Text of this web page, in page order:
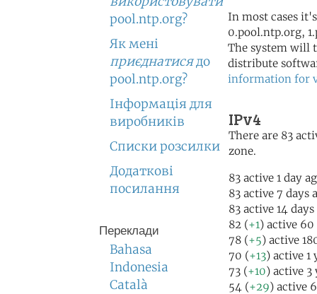
pool.ntp.org?
Як мені
приєднатисядо
pool.ntp.org?
Інформація для
виробників
Списки розсилки
Додаткові
посилання
Переклади
Bahasa
Indonesia
Català
In most cases
0.pool.ntp.org,
The system will
distribute
information for
IPv4
There are 83
zone.
83 active 1 day
83 active 7 days
83 active 14 days
82 (+1) active 60
78 (+5) active
70 (+13) active 1
73 (+10) active 3
54 (+29) active